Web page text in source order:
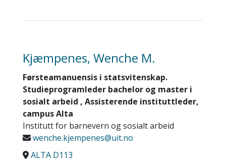
Kjæmpenes, Wenche M.
Førsteamanuensis i statsvitenskap.
Studieprogramleder bachelor og master i
sosialt arbeid , Assisterende instituttleder,
campus Alta
Institutt for barnevern og sosialt arbeid
wenche.kjempenes@uit.no
ALTA D113